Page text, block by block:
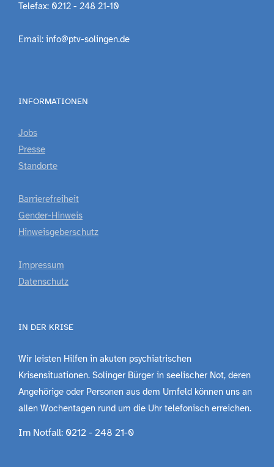
Telefax: 0212 - 248 21-10
Email: info@ptv-solingen.de
INFORMATIONEN
Jobs
Presse
Standorte
Barrierefreiheit
Gender-Hinweis
Hinweisgeberschutz
Impressum
Datenschutz
IN DER KRISE
Wir leisten Hilfen in akuten psychiatrischen
Krisensituationen. Solinger Bürger in seelischer Not, deren
Angehörige oder Personen aus dem Umfeld können uns an
allen Wochentagen rund um die Uhr telefonisch erreichen.
Im Notfall: 0212 - 248 21-0